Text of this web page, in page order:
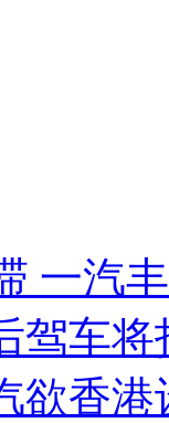
一汽
驾车将
欲香港